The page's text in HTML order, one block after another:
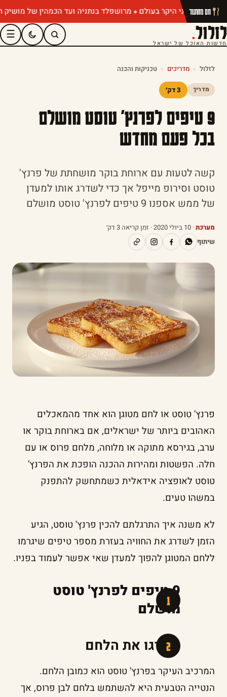
מרושפלד בנתניה ועד הכמהין של מושיק רוט: חם מהתנור
לזלול.
חדשות האוכל של ישראל
☰
לזלול » מדריכים » טכניקות והכנה
מדריך 3 דק׳
9 טיפים לפרנץ' טוסט מושלם
בכל פעם מחדש
קשה לטעות עם ארוחת בוקר מושחתת של פרנץ'
טוסט וסירופ מייפל אך כדי לשדרג אותו למעדן
של ממש אספנו 9 טיפים לפרנץ' טוסט מושלם
מערכת· 10 ביולי 2020
· זמן קריאה 3 דק׳
שיתוף
פרנץ' טוסט או לחם מטוגן הוא אחד מהמאכלים
האהובים ביותר של ישראלים, אם בארוחת בוקר או
ערב, בגירסא מתוקה או מלוחה, מלחם פרוס או עם
חלה. הפשטות ומהירות ההכנה הופכת את הפרנץ'
טוסט לאופציה אידאלית כשמתחשק להתפנק
במשהו טעים.
לא משנה איך התרגלתם להכין פרנץ' טוסט, הגיע
הזמן לשדרג את החוויה בעזרת מספר טיפים שיגרמו
ללחם המטוגן להפוך למעדן שאי אפשר לעמוד בפניו.
9 טיפים לפרנץ' טוסט
מושלם
שדרגו את הלחם
המרכיב העיקר בפרנץ' טוסט הוא כמובן הלחם.
הנטייה הטבעית היא להשתמש בלחם לבן פרוס, אך